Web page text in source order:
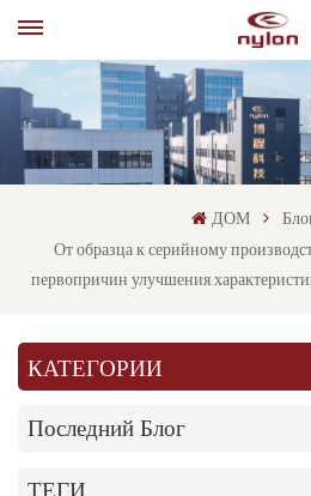
ДОМ
От образца к серийному
первопричин улучшения
КАТЕГОРИИ
Последний Блог
ТЕГИ